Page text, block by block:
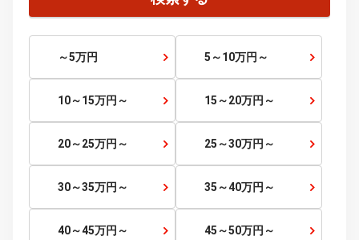
徳島県 香川県 愛媛県 高知県
福岡県 長崎県
大分県 宮崎県 鹿児島県